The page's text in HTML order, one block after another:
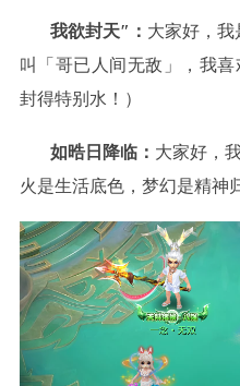
我欲封天″： 大家好，我
叫「哥已人间无敌」，我
封得特别水！）
如晧日降临： 大家好，
火是生活底色，梦幻是精神